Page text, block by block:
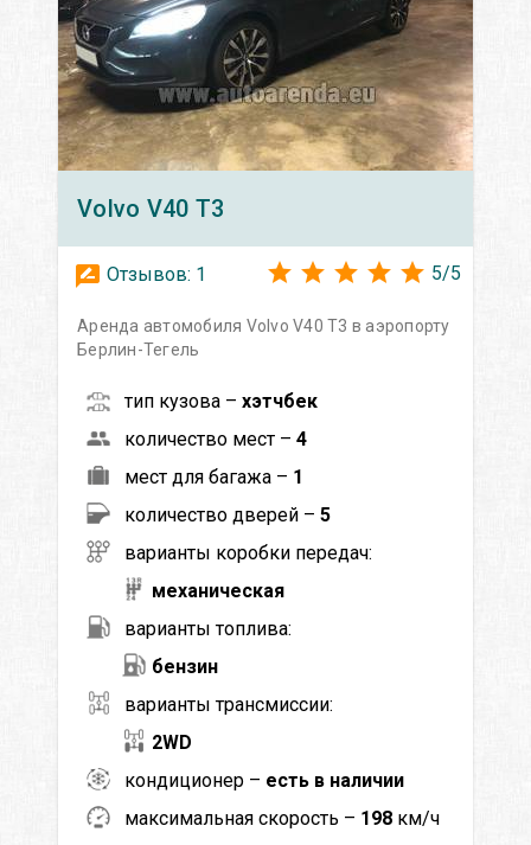
Volvo V40 T3
Отзывов: 1 5/5
Аренда автомобиля Volvo V40 T3 в аэропорту
Берлин-Тегель
тип кузова – хэтчбек
количество мест – 4
мест для багажа – 1
количество дверей – 5
варианты коробки передач:
механическая
варианты топлива:
бензин
варианты трансмиссии:
2WD
кондиционер – есть в наличии
максимальная скорость – 198 км/ч